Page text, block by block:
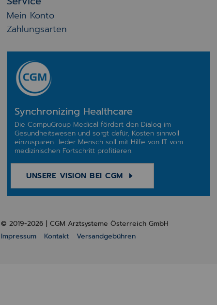
Mein Konto
Zahlungsarten
Synchronizing Healthcare
Die CompuGroup Medical fördert den Dialog im
Gesundheitswesen und sorgt dafür, Kosten sinnvoll
einzusparen. Jeder Mensch soll mit Hilfe von IT vom
medizinischen Fortschritt profitieren.
UNSERE VISION BEI CGM
© 2019-2026 | CGM Arztsysteme Österreich GmbH
Impressum
Kontakt Versandgebühren